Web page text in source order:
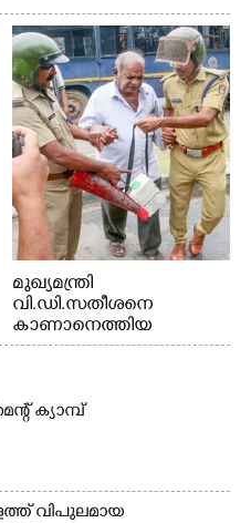
മുഖ്യമന്ത്രി
വി.ഡി.സതീശനെ
കാണാനെത്തിയ
മോഹനൻ നായർ
ക്യാമ്പ്
വിപുലമായ